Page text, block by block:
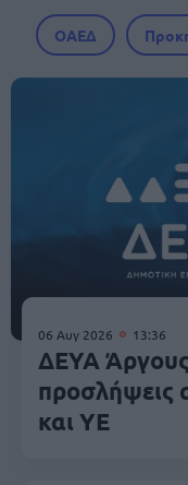
ΟΑΕΔ
06 Αυγ 2026 13:36
ΔΕΥΑ
προσλήψεις
και ΥΕ